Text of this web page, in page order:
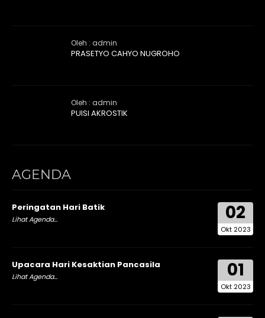
Oleh : admin
PRASETYO CAHYO NUGROHO
Oleh : admin
PUISI AKROSTIK
AGENDA
02
Okt 2023
Peringatan Hari Batik
Lihat Agenda...
01
Okt 2023
Upacara Hari Kesaktian Pancasila
Lihat Agenda...